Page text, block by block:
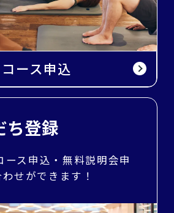
コース申込
ち登録
ース申込・無料説明会申
せができます！